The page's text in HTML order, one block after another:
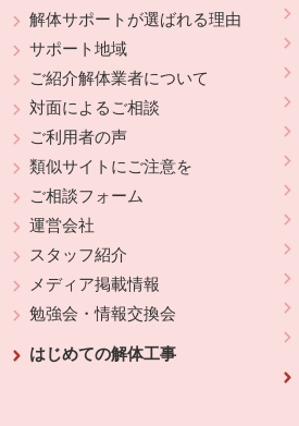
解体サポートが選ばれる理由
サポート地域
ご紹介解体業者について
対面によるご相談
ご利用者の声
類似サイトにご注意を
ご相談フォーム
運営会社
スタッフ紹介
メディア掲載情報
勉強会・情報交換会
はじめての解体工事